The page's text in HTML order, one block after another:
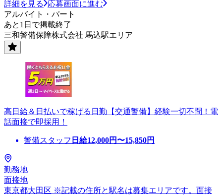
詳細を見る
応募画面に進む
アルバイト・パート
あと1日で掲載終了
三和警備保障株式会社 馬込駅エリア
高日給＆日払いで稼げる日勤【交通警備】経験一切不問！電
話面接で即採用！
警備スタッフ 日給12,000円〜15,850円
勤務地
面接地
東京都大田区 ※記載の住所と駅名は募集エリアです。面接